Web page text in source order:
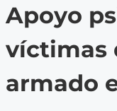
Apoyo
víctimas
armado